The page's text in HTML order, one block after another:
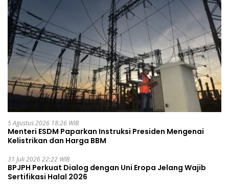
5 Agustus 2026 18:26 WIB
Menteri ESDM Paparkan Instruksi Presiden Mengenai
Kelistrikan dan Harga BBM
31 Juli 2026 22:22 WIB
BPJPH Perkuat Dialog dengan Uni Eropa Jelang Wajib
Sertifikasi Halal 2026